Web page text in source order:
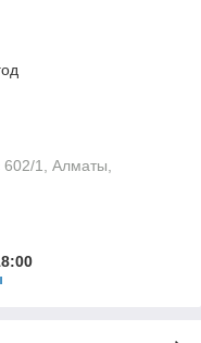
1, Алматы,